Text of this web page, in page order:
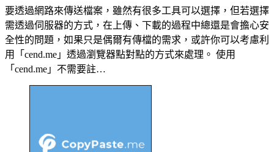
要透過網路來傳送檔案，雖然有很多工具可以選擇，但若選擇
需透過伺服器的方式，在上傳、下載的過程中總還是會擔心安
全性的問題，如果只是偶爾有傳檔的需求，或許你可以考慮利
用「cend.me」透過瀏覽器點對點的方式來處理。 使用
「cend.me」不需要註…